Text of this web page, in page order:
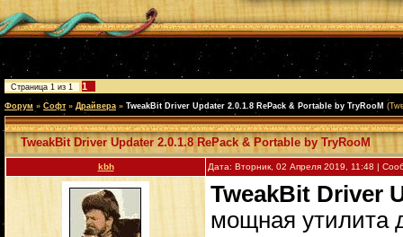
Страница 1 из 1 1
Форум » Софт » Драйвера » TweakBit Driver Updater 2.0.1.8 RePack & Portable by TryRooM
TweakBit Driver Updater 2.0.1.8 RePack & Portable by TryRooM
kbh Дата: Вторник, 02 Апреля 2019, 11:48 |
TweakBit Driver
мощная утилита